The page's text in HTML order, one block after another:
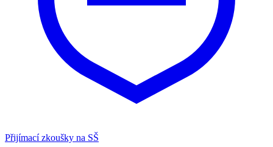
Přijímací zkoušky na SŠ